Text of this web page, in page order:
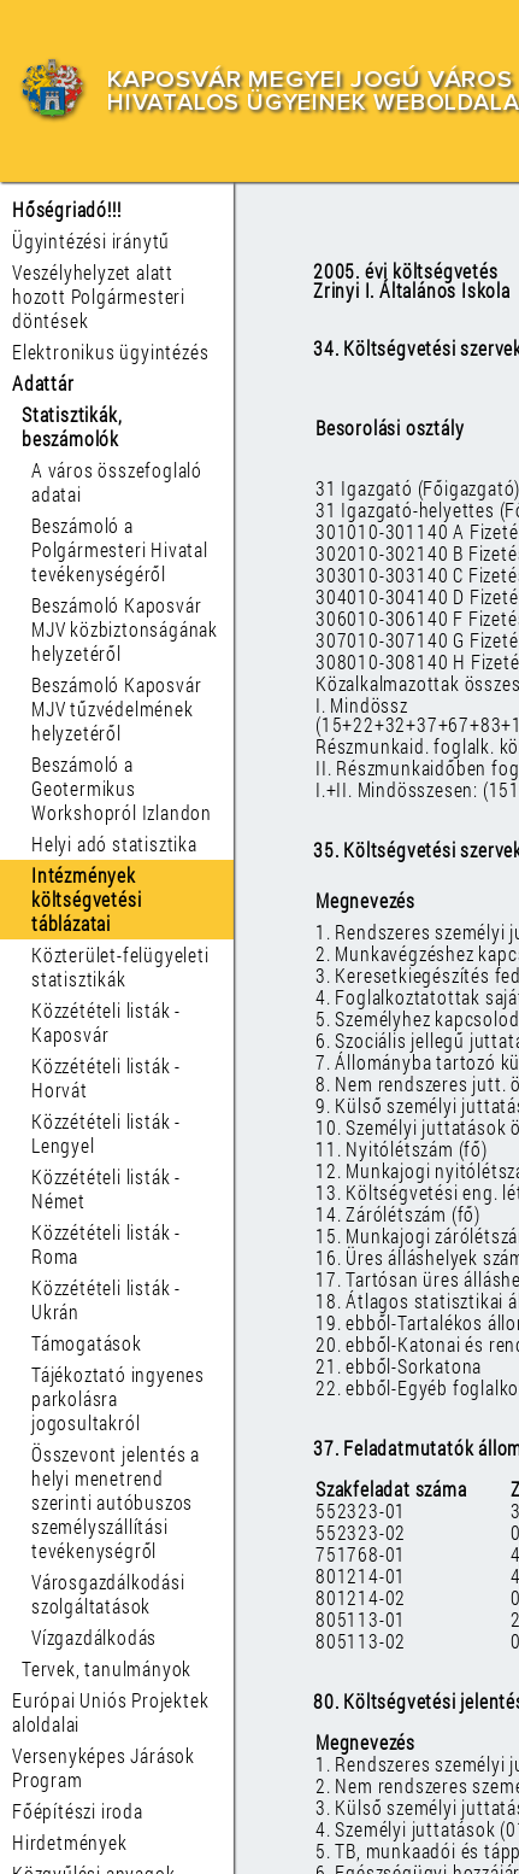
KAPOSVÁR MEGYEI JOGÚ VÁROS
HIVATALOS ÜGYEINEK WEBOLDALA
Hőségriadó!!!
Ügyintézési iránytű
Veszélyhelyzet alatt
hozott Polgármesteri
döntések
Elektronikus ügyintézés
Adattár
Statisztikák,
beszámolók
A város összefoglaló
adatai
Beszámoló a
Polgármesteri Hivatal
tevékenységéről
Beszámoló Kaposvár
MJV közbiztonságának
helyzetéről
Beszámoló Kaposvár
MJV tűzvédelmének
helyzetéről
Beszámoló a
Geotermikus
Workshopról Izlandon
Helyi adó statisztika
Intézmények
költségvetési
táblázatai
Közterület-felügyeleti
statisztikák
Közzétételi listák -
Kaposvár
Közzétételi listák -
Horvát
Közzétételi listák -
Lengyel
Közzétételi listák -
Német
Közzétételi listák -
Roma
Közzétételi listák -
Ukrán
Támogatások
Tájékoztató ingyenes
parkolásra
jogosultakról
Összevont jelentés a
helyi menetrend
szerinti autóbuszos
személyszállítási
tevékenységről
Városgazdálkodási
szolgáltatások
Vízgazdálkodás
Tervek, tanulmányok
Európai Uniós Projektek
aloldalai
Versenyképes Járások
Program
Főépítészi iroda
Hirdetmények
2005. évi költségvetés
Zrinyi I. Általános Iskola
34. Költségvetési
Besorolási osztály
31 Igazgató (Főigazgató)
31 Igazgató-helyettes
301010-301140 A
302010-302140 B
303010-303140 C
304010-304140 D
306010-306140 F
307010-307140 G
308010-308140 H
Közalkalmazottak
I. Mindössz
Részmunkaid. foglalk.
II. Részmunkaidőben
I.+II. Mindösszesen:
35. Költségvetési
Megnevezés
1. Rendszeres személyi
2. Munkavégzéshez
3. Keresetkiegészítés
4. Foglalkoztatottak
5. Személyhez
6. Szociális jellegű
7. Állományba tartozó
8. Nem rendszeres jutt.
9. Külső személyi
10. Személyi juttatások
11. Nyitólétszám (fő)
12. Munkajogi
13. Költségvetési eng.
14. Zárólétszám (fő)
15. Munkajogi
16. Üres álláshelyek
17. Tartósan üres
18. Átlagos statisztikai
19. ebből-Tartalékos
20. ebből-Katonai és
21. ebből-Sorkatona
22. ebből-Egyéb
37. Feladatmutatók
Szakfeladat száma
552323-01
552323-02
0
751768-01
801214-01
801214-02
0
805113-01
805113-02
0
80. Költségvetési
Megnevezés
1. Rendszeres személyi
2. Nem rendszeres
3. Külső személyi
4. Személyi juttatások
5. TB, munkaadói és